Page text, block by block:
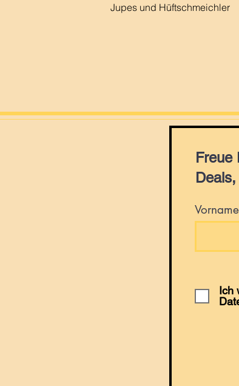
Jupes und Hüftschmeichler
Freue
Vorname
Ich